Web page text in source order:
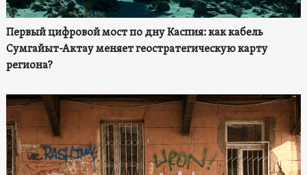
Первый цифровой мост по дну Каспия: как кабель
Сумгайыт-Актау меняет геостратегическую карту
региона?